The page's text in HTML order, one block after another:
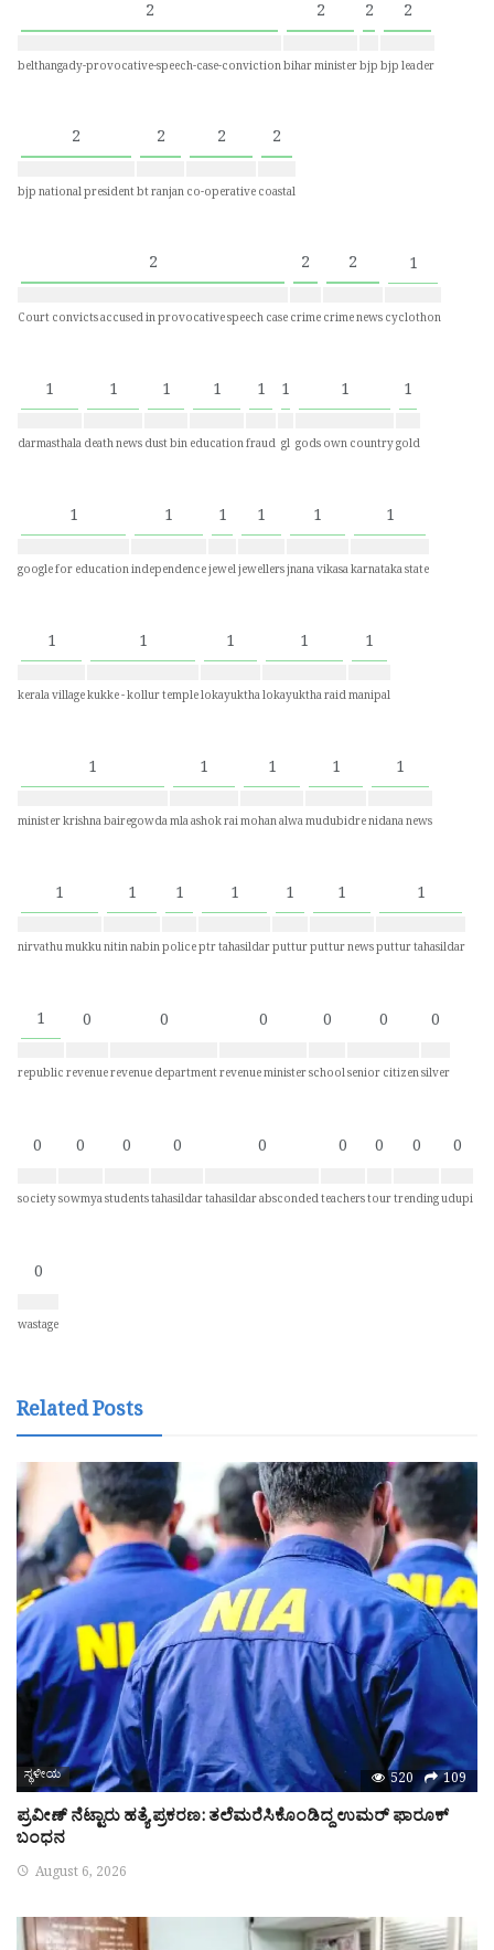
2
belthangady-provocative-speech-case-conviction
2
bihar minister
2
bjp
2
bjp leader
2
bjp national president
2
bt ranjan
2
co-operative
2
coastal
2
Court convicts accused in provocative speech case
2
crime
2
crime news
1
cyclothon
1
darmasthala
1
death news
1
dust bin
1
education
1
fraud
1
gl
1
gods own country
1
gold
1
google for education
1
independence
1
jewel
1
jewellers
1
jnana vikasa
1
karnataka state
1
kerala village
1
kukke - kollur temple
1
lokayuktha
1
lokayuktha raid
1
manipal
1
minister krishna bairegowda
1
mla ashok rai
1
mohan alwa
1
mudubidre
1
nidana news
1
nirvathu mukku
1
nitin nabin
1
police
1
ptr tahasildar
1
puttur
1
puttur news
1
puttur tahasildar
1
republic
0
revenue
0
revenue department
0
revenue minister
0
school
0
senior citizen
0
silver
0
society
0
sowmya
0
students
0
tahasildar
0
tahasildar absconded
0
teachers
0
tour
0
trending
0
udupi
0
wastage
Related Posts
ಸ್ಥಳೀಯ 520 109
ಪ್ರವೀಣ್‌ ನೆಟ್ಟಾರು ಹತ್ಯೆ ಪ್ರಕರಣ: ತಲೆಮರೆಸಿಕೊಂಡಿದ್ದ ಉಮರ್‌ ಫಾರೂಕ್‌
ಬಂಧನ
August 6, 2026